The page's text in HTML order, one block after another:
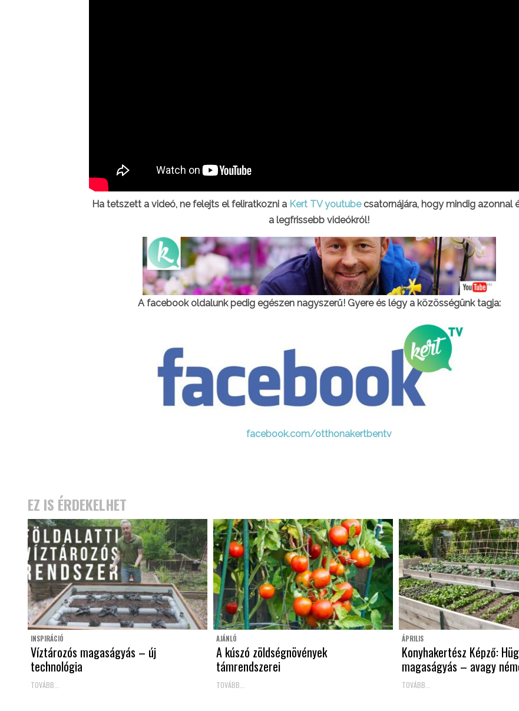
Ha tetszett a videó, ne felejts el feliratkozni a Kert TV youtube csatornájára, hogy mindig azonnal
a legfrissebb videókról!
A facebook oldalunk pedig egészen nagyszerű! Gyere és légy a közösségünk tagja:
facebook.com/otthonakertbentv
EZ IS ÉRDEKELHET
INSPIRÁCIÓ
Víztározós magaságyás – új
technológia
TOVÁBB...
AJÁNLÓ
A kúszó zöldségnövények
támrendszerei
TOVÁBB...
ÁPRILIS
Konyhakertész Képző:
magaságyás – avagy
TOVÁBB...